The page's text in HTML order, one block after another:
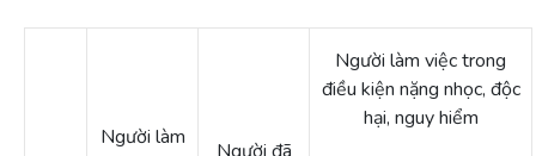
Người làm
Người làm việc trong
điều kiện nặng nhọc, độc
hại, nguy hiểm